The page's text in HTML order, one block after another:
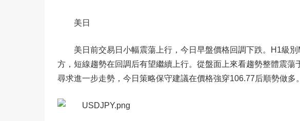
美日
美日前交易日小幅震蕩上行，今日早盤價格回調下跌。H1級
方，短線趨勢在回調后有望繼續上行。從盤面上來看趨勢整體震
尋求進一步走勢，今日策略保守建議在價格強穿106.77后順勢做多。